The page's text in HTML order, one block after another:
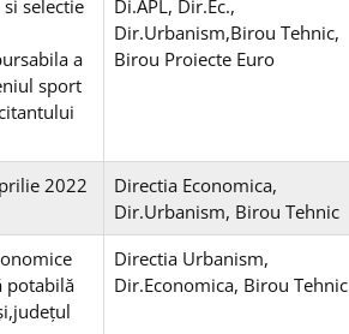
selectie
a
sport
Di.APL, Dir.Ec.,
Dir.Urbanism,Birou Tehnic,
Birou Proiecte Euro
2022
Directia Economica,
Dir.Urbanism, Birou Tehnic
potabilă
Directia Urbanism,
Dir.Economica, Birou Tehnic